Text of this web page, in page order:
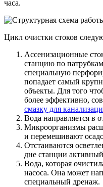
часа.
Цикл очистки стоков
Ассенизационные
станцию по
специальную
попадает самый
объекты. Для того
более эффективно,
смазку для
Вода направляется в
Микроорганизмы
и перемешивают
Отстаиваются
дне станции
Вода, которая
насоса. Она может
специальный дренаж.